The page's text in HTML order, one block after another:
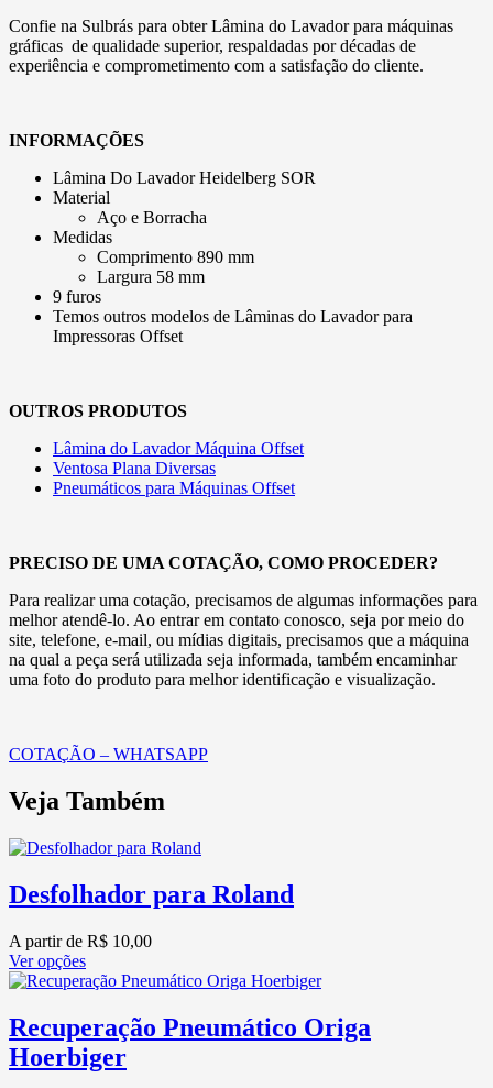
Confie na Sulbrás para obter Lâmina do Lavador para máquinas
gráficas de qualidade superior, respaldadas por décadas de
experiência e comprometimento com a satisfação do cliente.
INFORMAÇÕES
Lâmina Do Lavador Heidelberg SOR
Material
Aço e Borracha
Medidas
Comprimento 890 mm
Largura 58 mm
9 furos
Temos outros modelos de Lâminas do Lavador para
Impressoras Offset
OUTROS PRODUTOS
Lâmina do Lavador Máquina Offset
Ventosa Plana Diversas
Pneumáticos para Máquinas Offset
PRECISO DE UMA COTAÇÃO, COMO PROCEDER?
Para realizar uma cotação, precisamos de algumas informações para
melhor atendê-lo. Ao entrar em contato conosco, seja por meio do
site, telefone, e-mail, ou mídias digitais, precisamos que a máquina
na qual a peça será utilizada seja informada, também encaminhar
uma foto do produto para melhor identificação e visualização.
COTAÇÃO – WHATSAPP
Veja Também
Desfolhador para Roland
A partir de R$ 10,00
Ver opções
Recuperação Pneumático Origa
Hoerbiger